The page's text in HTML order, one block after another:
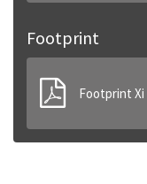
Footprint
Footprint Xi